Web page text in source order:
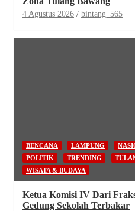
4 Agustus 2026 bintang_565
BENCANA LAMPUNG
POLITIK
TRENDING
WISATA & BUDAYA
Ketua Komisi IV Dari
Gedung Sekolah Terbakar